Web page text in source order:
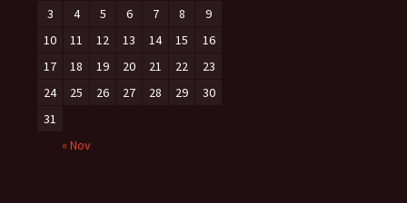
« Nov
3
4 5 6 7 8
9
10
11 12 13 14 15
16
17
18 19 20 21 22
23
24
25 26 27 28 29
30
31